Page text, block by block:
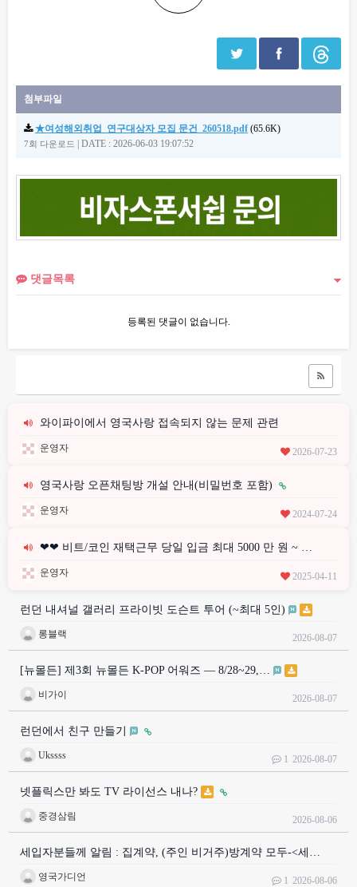
첨부파일
★여성해외취업_연구대상자 모집 문건_260518.pdf (65.6K)
7회 다운로드 DATE : 2026-06-03 19:07:52
댓글목록
등록된 댓글이 없습니다.
와이파이에서 영국사랑 접속되지 않는 문제 관련
운영자 2026-07-23
영국사랑 오픈채팅방 개설 안내(비밀번호 포함)
운영자 2024-07-24
❤❤ 비트/코인 재택근무 당일 입금 최대 5000 만 원 ~ …
운영자 2025-04-11
런던 내셔널 갤러리 프라이빗 도슨트 투어 (~최대 5인)
롱블랙 2026-08-07
[뉴몰든] 제3회 뉴몰든 K-POP 어워즈 — 8/28~29,…
비가이 2026-08-07
런던에서 친구 만들기
Ukssss 1 2026-08-07
넷플릭스만 봐도 TV 라이선스 내나?
중경삼림 2026-08-06
세입자분들께 알림 : 집계약, (주인 비거주)방계약 모두-<세…
영국가디언 1 2026-08-06